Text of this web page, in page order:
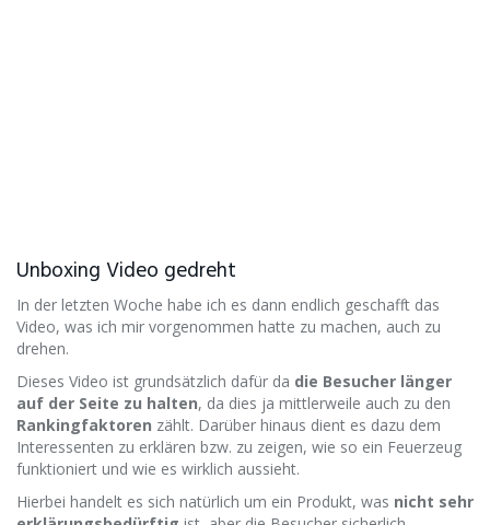
Unboxing Video gedreht
In der letzten Woche habe ich es dann endlich geschafft das
Video, was ich mir vorgenommen hatte zu machen, auch zu
drehen.
Dieses Video ist grundsätzlich dafür da die Besucher länger
auf der Seite zu halten, da dies ja mittlerweile auch zu den
Rankingfaktoren zählt.​ Darüber hinaus dient es dazu dem
Interessenten zu erklären bzw. zu zeigen, wie so ein Feuerzeug
funktioniert und wie es wirklich aussieht.
Hierbei handelt es sich natürlich um ein Produkt, was nicht sehr